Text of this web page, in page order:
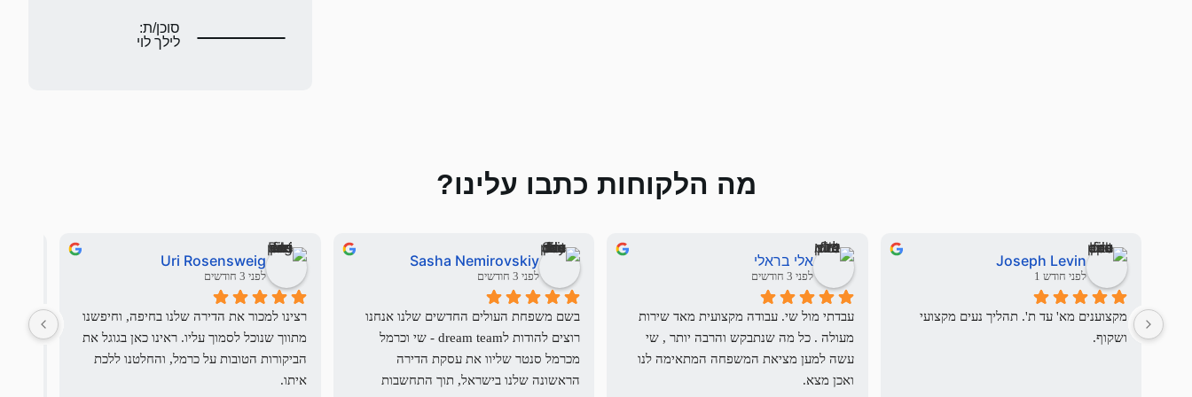
סוכן/ת:
לילך לוי
מה הלקוחות כתבו עלינו?
Joseph Levin
לפני חודש 1
ושקוף.
אלי בראלי
לפני 3 חודשים
ואכן מצא.
Sasha Nemirovskiy
לפני 3 חודשים
Uri Rosensweig
לפני 3 חודשים
איתו.
יש